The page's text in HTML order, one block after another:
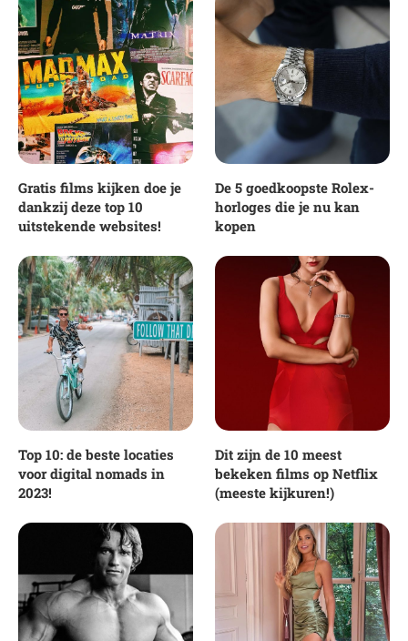
Gratis films kijken doe je
dankzij deze top 10
uitstekende websites!
De 5 goedkoopste Rolex-
horloges die je nu kan
kopen
Top 10: de beste locaties
voor digital nomads in
2023!
Dit zijn de 10 meest
bekeken films op Netflix
(meeste kijkuren!)